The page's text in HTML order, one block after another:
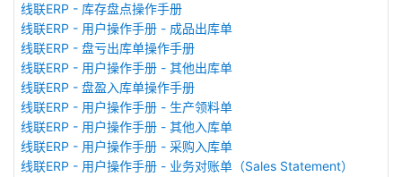
线联ERP - 库存盘点操作手册
线联ERP - 用户操作手册 - 成品出库单
线联ERP - 盘亏出库单操作手册
线联ERP - 用户操作手册 - 其他出库单
线联ERP - 盘盈入库单操作手册
线联ERP - 用户操作手册 - 生产领料单
线联ERP - 用户操作手册 - 其他入库单
线联ERP - 用户操作手册 - 采购入库单
线联ERP - 用户操作手册 - 业务对账单（Sales Statement）